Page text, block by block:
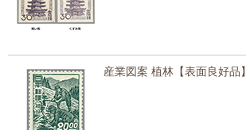
産業図案 植林【表面良好品】